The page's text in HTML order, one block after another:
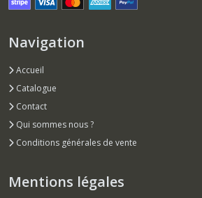
Navigation
Accueil
Catalogue
Contact
Qui sommes nous ?
Conditions générales de vente
Mentions légales